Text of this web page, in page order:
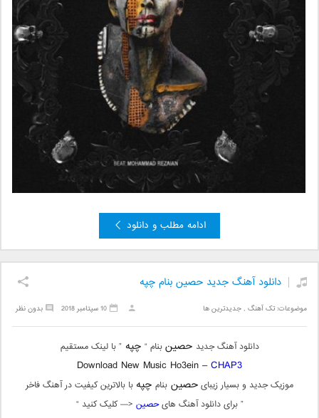
ادامه مطلب و دانلود
دانلود آهنگ جدید حصین بنام چپه
موضوعات:تک آهنگ ,جدیدترین ها بدون نظر 10 سپتامبر 2018
دانلود آهنگ جدید حصینبنام “ چپه” با لینک مستقیم
Download New Music Ho3ein –CHAP3
موزیک جدید و بسیار زیبایحصین بنام چپه با بالاترین کیفیت در آهنگ فاخر
” برای دانلود آهنگ هایحصین <— کلیک کنید “